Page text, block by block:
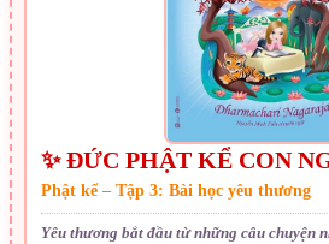
✨ ĐỨC PHẬT KỂ CON
Phật kể – Tập 3: Bài học yêu thương
Yêu thương bắt đầu từ những câu chuyện